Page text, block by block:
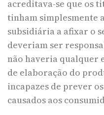
acreditava-se que os
tinham simplesmente
subsidiária a afixar o
deveriam ser
não haveria qualquer
de elaboração do
incapazes de prever
causados aos